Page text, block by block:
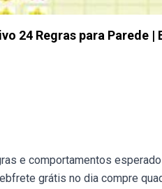
24 Regras para Parede |
e comportamentos
grátis no dia compre